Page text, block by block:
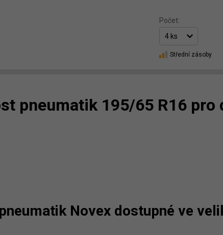
Počet:
Střední zásoby
pneumatik 195/65 R16 pro
Novex dostupné ve